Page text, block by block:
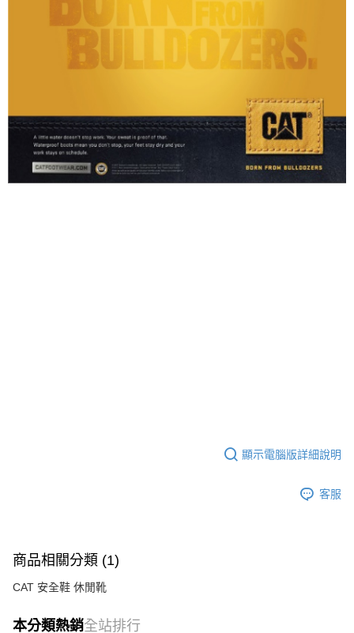
顯示電腦版詳細說明
客服
商品相關分類 (1)
CAT 安全鞋 休閒靴
本分類熱銷全站排行